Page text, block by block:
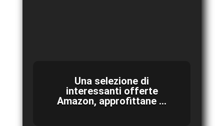
Una selezione di
interessanti offerte
Amazon, approfittane ...